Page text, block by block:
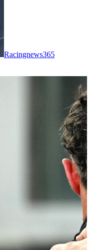
Racingnews365